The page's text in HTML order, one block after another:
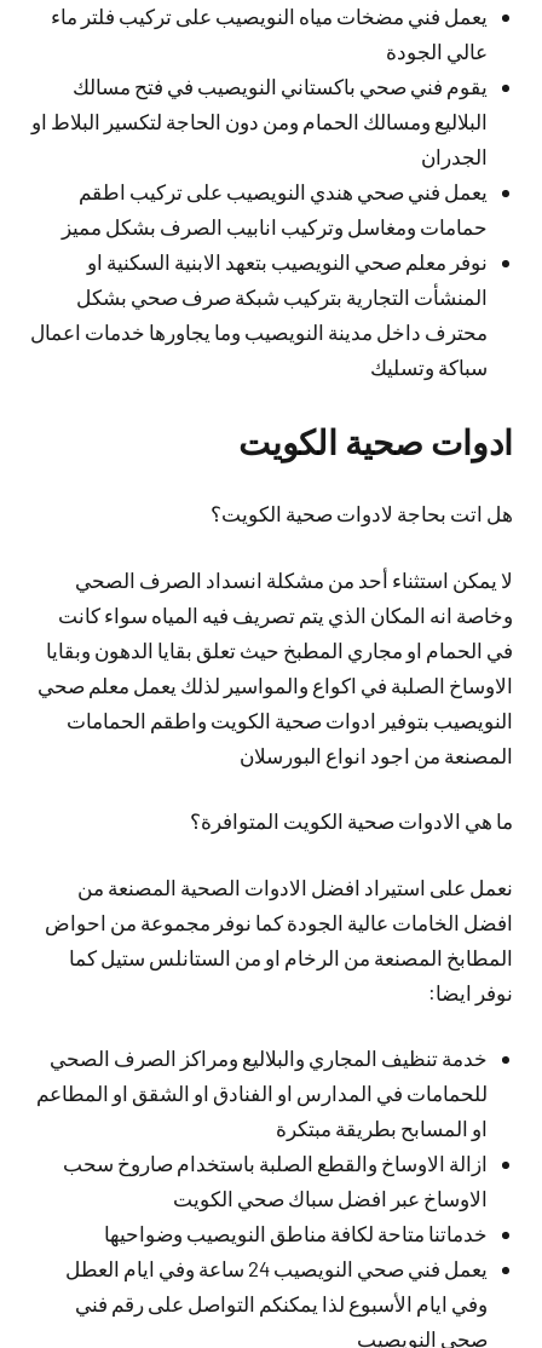
يعمل فني مضخات مياه النويصيب على تركيب فلتر ماء
عالي الجودة
يقوم فني صحي باكستاني النويصيب في فتح مسالك
البلاليع ومسالك الحمام ومن دون الحاجة لتكسير البلاط او
الجدران
يعمل فني صحي هندي النويصيب على تركيب اطقم
حمامات ومغاسل وتركيب انابيب الصرف بشكل مميز
نوفر معلم صحي النويصيب بتعهد الابنية السكنية او
المنشأت التجارية بتركيب شبكة صرف صحي بشكل
محترف داخل مدينة النويصيب وما يجاورها خدمات اعمال
سباكة وتسليك
ادوات صحية الكويت
هل اتت بحاجة لادوات صحية الكويت؟
لا يمكن استثناء أحد من مشكلة انسداد الصرف الصحي
وخاصة انه المكان الذي يتم تصريف فيه المياه سواء كانت
في الحمام او مجاري المطبخ حيث تعلق بقايا الدهون وبقايا
الاوساخ الصلبة في اكواع والمواسير لذلك يعمل معلم صحي
النويصيب بتوفير ادوات صحية الكويت واطقم الحمامات
المصنعة من اجود انواع البورسلان
ما هي الادوات صحية الكويت المتوافرة؟
نعمل على استيراد افضل الادوات الصحية المصنعة من
افضل الخامات عالية الجودة كما نوفر مجموعة من احواض
المطابخ المصنعة من الرخام او من الستانلس ستيل كما
نوفر ايضا:
خدمة تنظيف المجاري والبلاليع ومراكز الصرف الصحي
للحمامات في المدارس او الفنادق او الشقق او المطاعم
او المسابح بطريقة مبتكرة
ازالة الاوساخ والقطع الصلبة باستخدام صاروخ سحب
الاوساخ عبر افضل سباك صحي الكويت
خدماتنا متاحة لكافة مناطق النويصيب وضواحيها
يعمل فني صحي النويصيب 24 ساعة وفي ايام العطل
وفي ايام الأسبوع لذا يمكنكم التواصل على رقم فني
صحي النويصيب